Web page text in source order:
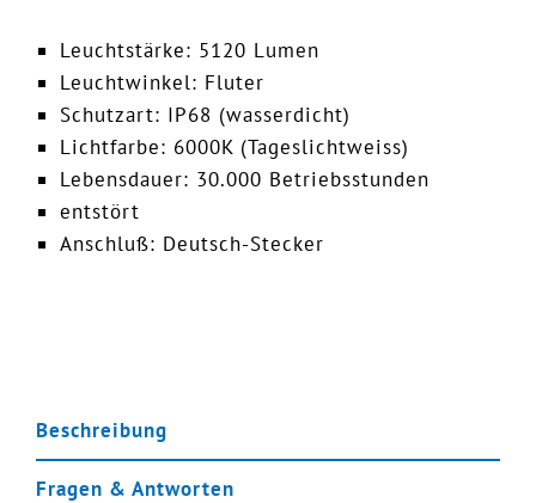
Leuchtstärke: 5120 Lumen
Leuchtwinkel: Fluter
Schutzart: IP68 (wasserdicht)
Lichtfarbe: 6000K (Tageslichtweiss)
Lebensdauer: 30.000 Betriebsstunden
entstört
Anschluß: Deutsch-Stecker
Beschreibung
Fragen & Antworten